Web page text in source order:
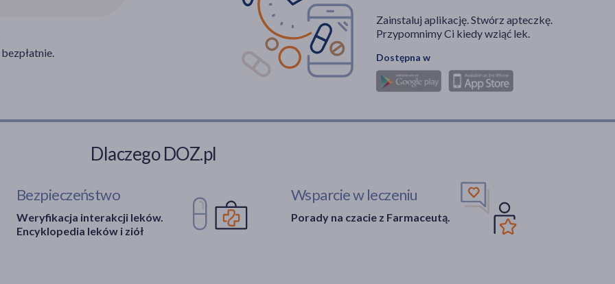
Zainstaluj aplikację. Stwórz apteczkę.
Przypomnimy Ci kiedy wziąć lek.
Dostępna w
Dlaczego DOZ.pl
Bezpieczeństwo
Weryfikacja interakcji leków.
Encyklopedia leków i ziół
Wsparcie w leczeniu
Porady na czacie z Farmaceutą.